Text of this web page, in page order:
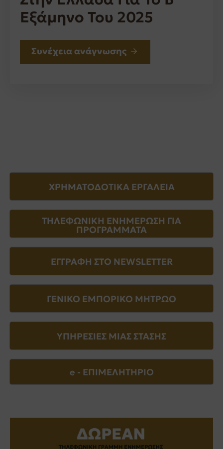
Εξάμηνο Του 2025
Συνέχεια ανάγνωσης
ΧΡΗΜΑΤΟΔΟΤΙΚΑ ΕΡΓΑΛΕΙΑ
ΤΗΛΕΦΩΝΙΚΗ ΕΝΗΜΕΡΩΣΗ ΓΙΑ
ΠΡΟΓΡΑΜΜΑΤΑ
ΕΓΓΡΑΦΗ ΣΤΟ NEWSLETTER
ΓΕΝΙΚΟ ΕΜΠΟΡΙΚΟ ΜΗΤΡΩΟ
ΥΠΗΡΕΣΙΕΣ ΜΙΑΣ ΣΤΑΣΗΣ
e - EΠΙΜΕΛΗΤΗΡΙΟ